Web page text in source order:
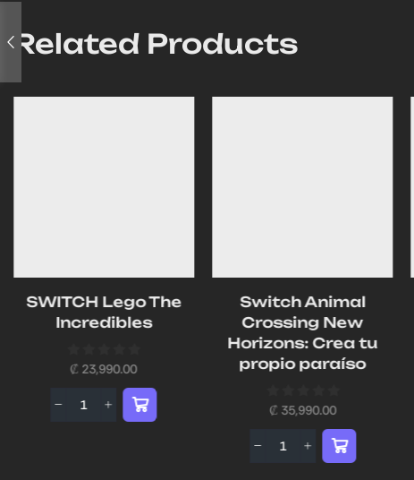
Related Products
SWITCH Lego The
Incredibles
₡ 23,990.00
Switch Animal
Crossing New
Horizons: Crea tu
propio paraíso
₡35,990.00